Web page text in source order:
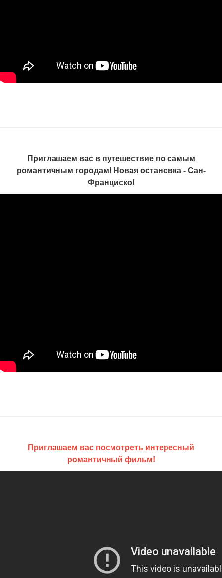
Приглашаем вас в путешествие по самым
романтичным городам! Новая остановка - Сан-
Франциско!
Приглашаем вас посмотреть интересный
романтичный фильм!